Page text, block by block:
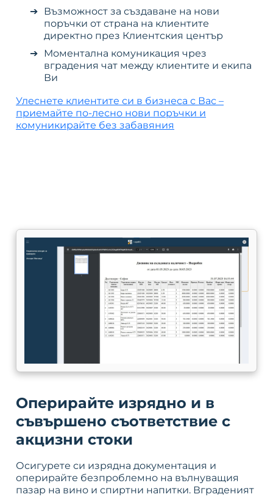
Възможност за създаване на нови
поръчки от страна на клиентите
директно през Клиентския център
Моментална комуникация чрез
вградения чат между клиентите и екипа
Ви
Улеснете клиентите си в бизнеса с Вас –
приемайте по-лесно нови поръчки и
комуникирайте без забавяния
Оперирайте изрядно и в
съвършено съответствие с
акцизни стоки
Осигурете си изрядна документация и
оперирайте безпроблемно на вълнуващия
пазар на вино и спиртни напитки. Вграденият